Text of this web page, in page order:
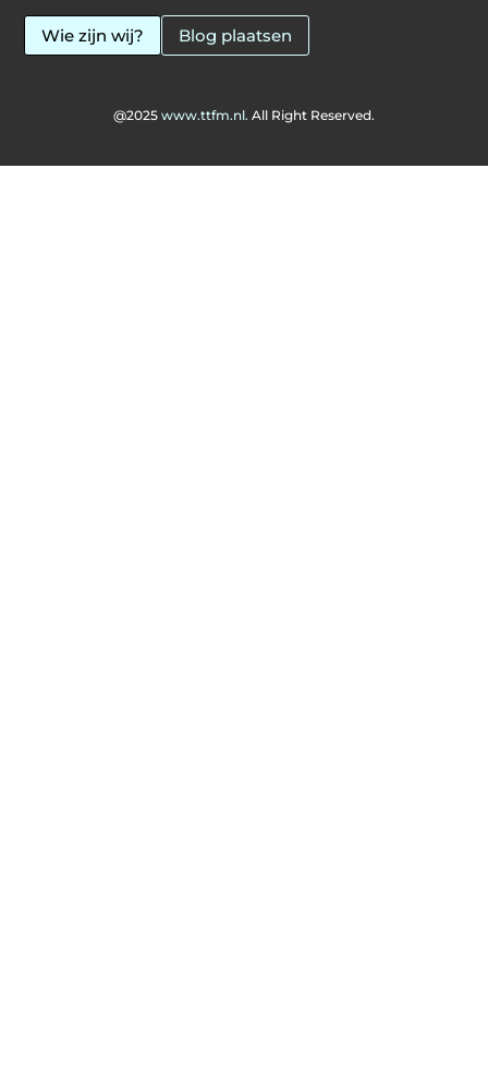
Wie zijn wij? Blog plaatsen
@2025 www.ttfm.nl. All Right Reserved.